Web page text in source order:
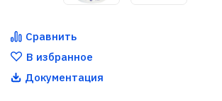
Сравнить
В избранное
Документация